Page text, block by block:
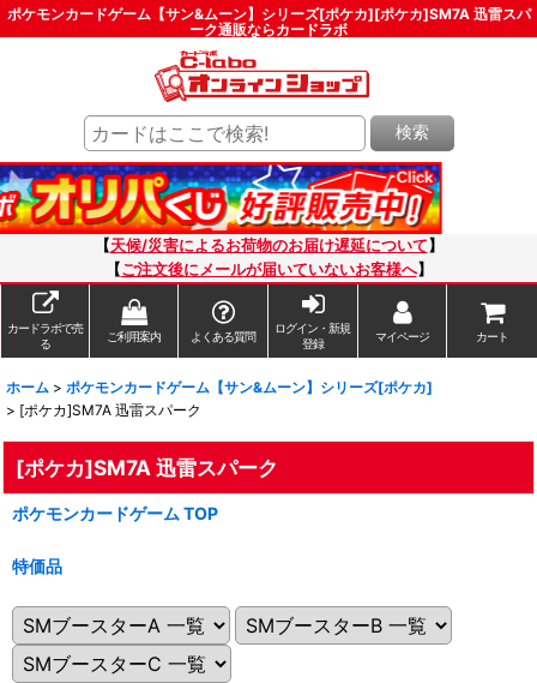
ポケモンカードゲーム【サン&ムーン】シリーズ[ポケカ][ポケカ]SM7A 迅雷スパ
ーク通販ならカードラボ
検索
【天候/災害によるお荷物のお届け遅延について 】
【ご注文後にメールが届いていないお客様へ】
カードラボで売
る
ご利用案内 よくある質問
ログイン・新規
登録
マイページ カート
ホーム > ポケモンカードゲーム【サン&ムーン】シリーズ[ポケカ]
> [ポケカ]SM7A 迅雷スパーク
[ポケカ]SM7A 迅雷スパーク
ポケモンカードゲーム TOP
特価品